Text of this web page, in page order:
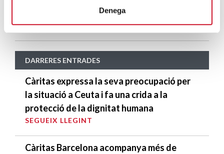
Denega
La FIT: una segona oportunitat
SEGUEIX LLEGINT
DARRERES ENTRADES
Càritas expressa la seva preocupació per
la situació a Ceuta i fa una crida a la
protecció de la dignitat humana
SEGUEIX LLEGINT
Càritas Barcelona acompanya més de